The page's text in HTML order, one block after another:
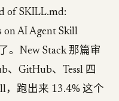
of SKILL.md:
on AI Agent Skill
。New Stack 那篇审
、GitHub、Tessl 四
，跑出来 13.4% 这个